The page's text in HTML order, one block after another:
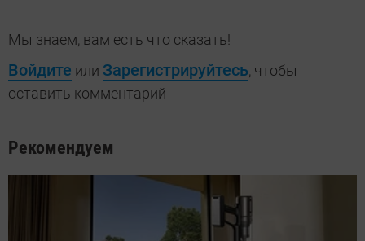
Мы знаем, вам есть что сказать!
Войдите или Зарегистрируйтесь, чтобы
оставить комментарий
Рекомендуем